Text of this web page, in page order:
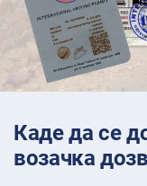
Каде да се
возачка